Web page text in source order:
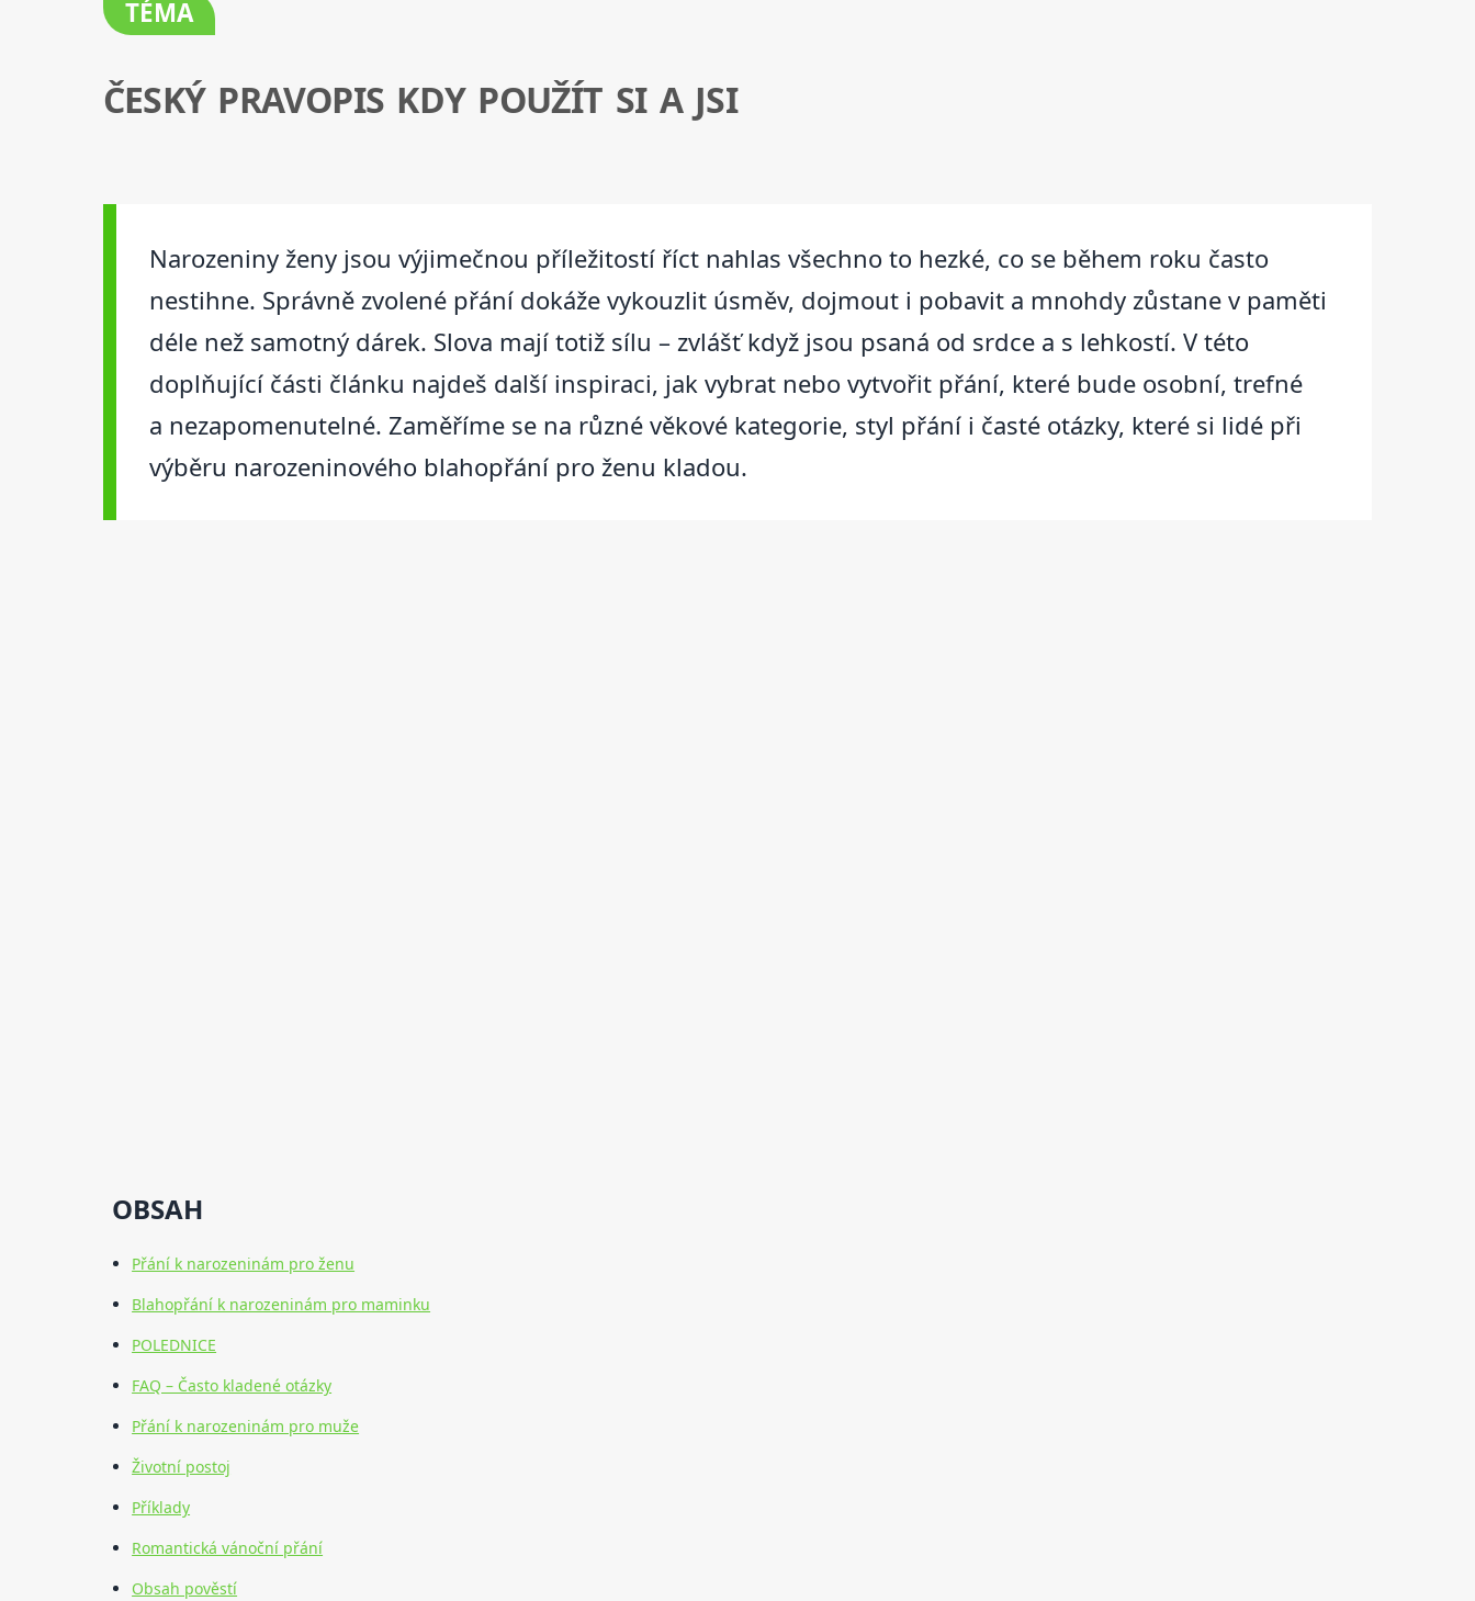
TÉMA
ČESKÝ PRAVOPIS KDY POUŽÍT SI A JSI
Narozeniny ženy jsou výjimečnou příležitostí říct nahlas všechno to hezké, co se během roku často
nestihne. Správně zvolené přání dokáže vykouzlit úsměv, dojmout i pobavit a mnohdy zůstane v paměti
déle než samotný dárek. Slova mají totiž sílu – zvlášť když jsou psaná od srdce a s lehkostí. V této
doplňující části článku najdeš další inspiraci, jak vybrat nebo vytvořit přání, které bude osobní, trefné
a nezapomenutelné. Zaměříme se na různé věkové kategorie, styl přání i časté otázky, které si lidé při
výběru narozeninového blahopřání pro ženu kladou.
OBSAH
Přání k narozeninám pro ženu
Blahopřání k narozeninám pro maminku
POLEDNICE
FAQ – Často kladené otázky
Přání k narozeninám pro muže
Životní postoj
Příklady
Romantická vánoční přání
Obsah pověstí